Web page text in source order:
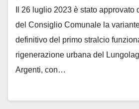
Il 26 luglio 2023 è stato
del Consiglio Comunale la
definitivo del primo stralcio
rigenerazione urbana del
Argenti, con…